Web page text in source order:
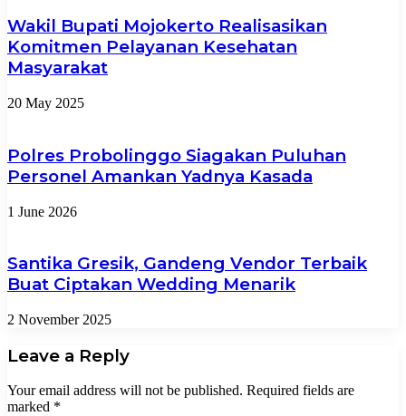
Wakil Bupati Mojokerto Realisasikan
Komitmen Pelayanan Kesehatan
Masyarakat
20 May 2025
Polres Probolinggo Siagakan Puluhan
Personel Amankan Yadnya Kasada
1 June 2026
Santika Gresik, Gandeng Vendor Terbaik
Buat Ciptakan Wedding Menarik
2 November 2025
Leave a Reply
Your email address will not be published. Required fields are
marked *